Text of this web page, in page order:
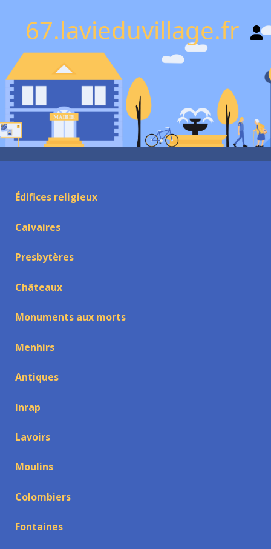
67.lavieduvillage.fr
Édifices religieux
Calvaires
Presbytères
Châteaux
Monuments aux morts
Menhirs
Antiques
Inrap
Lavoirs
Moulins
Colombiers
Fontaines